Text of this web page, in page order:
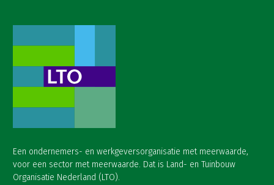
Een ondernemers- en werkgeversorganisatie met meerwaarde,
voor een sector met meerwaarde. Dat is Land- en Tuinbouw
Organisatie Nederland (LTO).